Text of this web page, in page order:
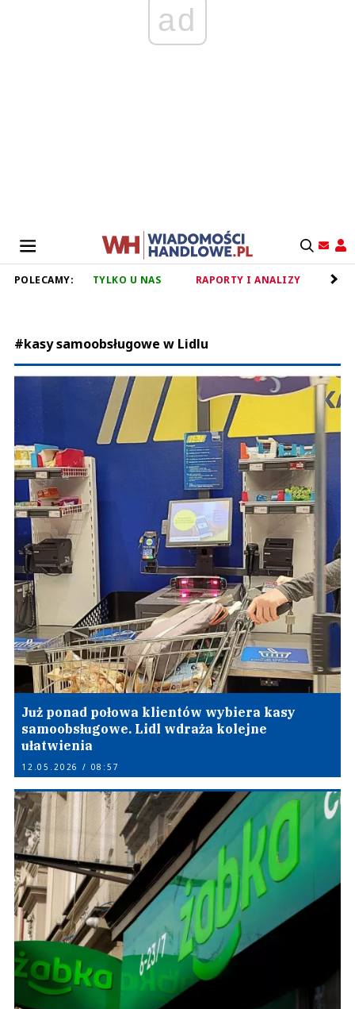
ad
POLECAMY: TYLKO U NAS RAPORTY I ANALIZY
#kasy samoobsługowe w Lidlu
Już ponad połowa klientów wybiera kasy
samoobsługowe. Lidl wdraża kolejne
ułatwienia
12.05.2026 / 08:57